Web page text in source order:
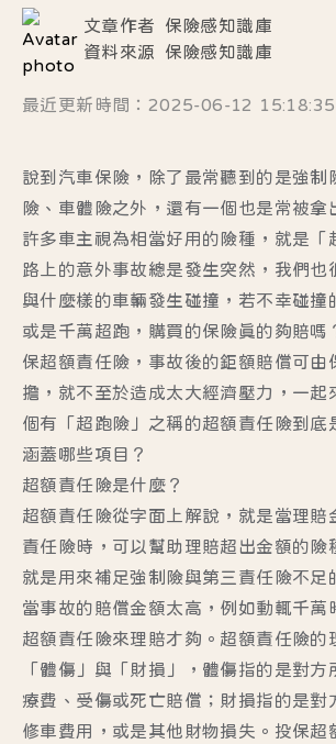
文章作者
保險感知識庫
資料來源
保險感知識庫
最近更新時間：2025-06-12 15:18:35
說到汽車保險，除了最常聽到的是強制
險、車體險之外，還有一個也是常被拿
許多車主視為相當好用的險種，就是「
路上的意外事故總是發生突然，我們也
與什麼樣的車輛發生碰撞，若不幸碰撞
或是千萬超跑，購買的保險真的夠賠嗎
保超額責任險，事故後的鉅額賠償可由
擔，就不至於造成太大經濟壓力，一起
個有「超跑險」之稱的超額責任險到底
涵蓋哪些項目？
超額責任險是什麼？
超額責任險從字面上解說，就是當理賠
責任險時，可以幫助理賠超出金額的險
就是用來補足強制險與第三責任險不足
當事故的賠償金額太高，例如動輒千萬
超額責任險來理賠才夠。超額責任險的
「體傷」與「財損」，體傷指的是對方
療費、受傷或死亡賠償；財損指的是對
修車費用，或是其他財物損失。投保超